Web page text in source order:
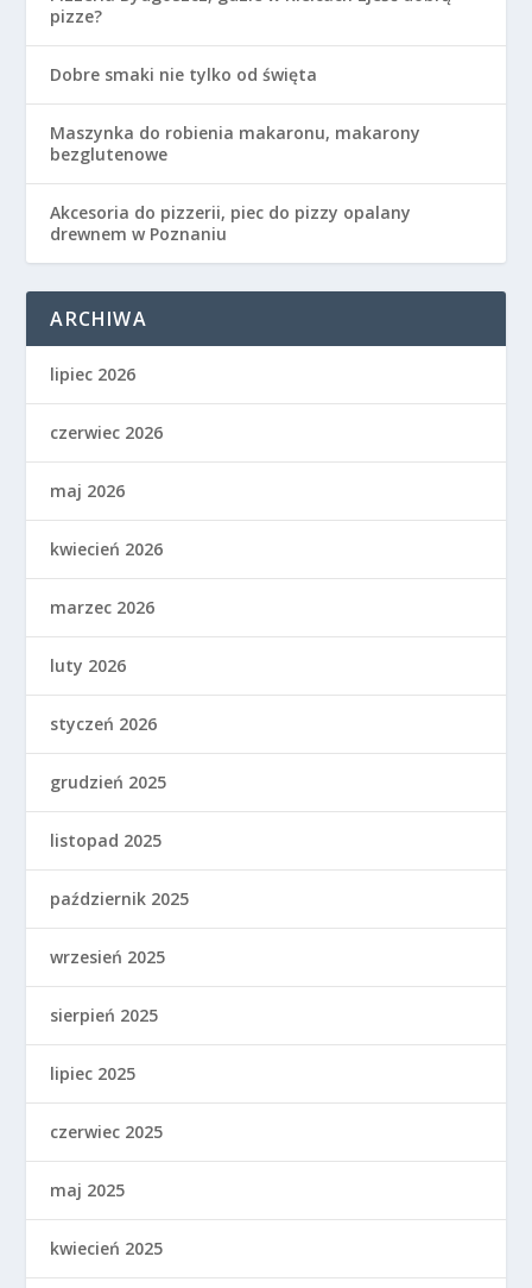
pizze?
Dobre smaki nie tylko od święta
Maszynka do robienia makaronu, makarony
bezglutenowe
Akcesoria do pizzerii, piec do pizzy opalany
drewnem w Poznaniu
ARCHIWA
lipiec 2026
czerwiec 2026
maj 2026
kwiecień 2026
marzec 2026
luty 2026
styczeń 2026
grudzień 2025
listopad 2025
październik 2025
wrzesień 2025
sierpień 2025
lipiec 2025
czerwiec 2025
maj 2025
kwiecień 2025